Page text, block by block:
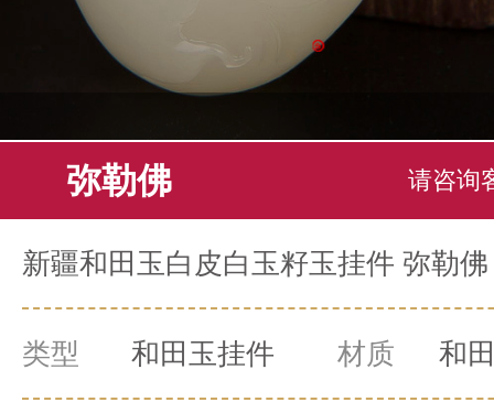
弥勒佛 请咨询
新疆和田玉白皮白玉籽玉挂件 弥勒
类型 和田玉挂件 材质 和